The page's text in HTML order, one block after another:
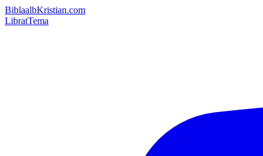
BiblaalbKristian.com
LibratTema